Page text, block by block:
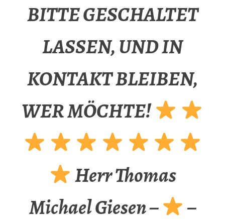
BITTE GESCHALTET
LASSEN, UND IN
KONTAKT BLEIBEN,
WER MÖCHTE!
Herr Thomas
Michael Giesen –
–